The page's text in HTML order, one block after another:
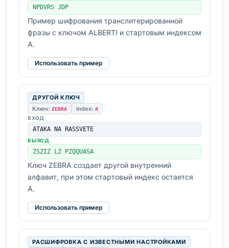
NPDVRS JDP
Пример шифрования транслитерированной
фразы с ключом ALBERTI и стартовым индексом
A.
Использовать пример
ДРУГОЙ КЛЮЧ
Ключ: ZEBRA Index: A
ВХОД
ATAKA NA RASSVETE
ВЫХОД
ZSZIZ LZ PZQQUASA
Ключ ZEBRA создает другой внутренний
алфавит, при этом стартовый индекс остается
A.
Использовать пример
РАСШИФРОВКА С ИЗВЕСТНЫМИ НАСТРОЙКАМИ